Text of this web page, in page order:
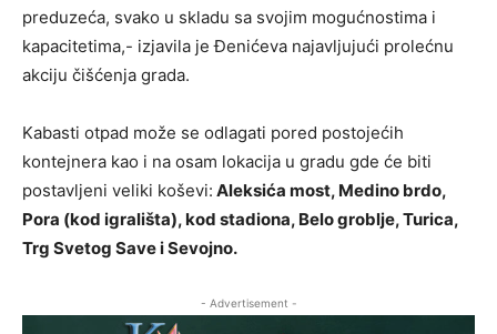
preduzeća, svako u skladu sa svojim mogućnostima i
kapacitetima,- izjavila je Đenićeva najavljujući prolećnu
akciju čišćenja grada.
Kabasti otpad može se odlagati pored postojećih
kontejnera kao i na osam lokacija u gradu gde će biti
postavljeni veliki koševi: Aleksića most, Medino brdo,
Pora (kod igrališta), kod stadiona, Belo groblje, Turica,
Trg Svetog Save i Sevojno.
- Advertisement -